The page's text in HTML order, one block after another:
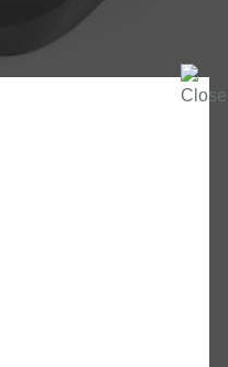
Isofix für